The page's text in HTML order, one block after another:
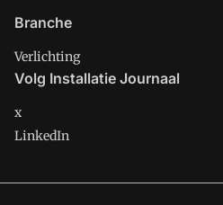
Branche
Verlichting
Volg Installatie Journaal
x
LinkedIn